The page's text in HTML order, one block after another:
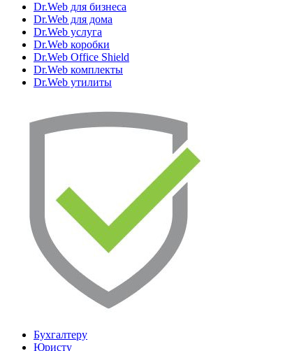
Dr.Web для бизнеса
Dr.Web для дома
Dr.Web услуга
Dr.Web коробки
Dr.Web Office Shield
Dr.Web комплекты
Dr.Web утилиты
Бухгалтеру
Юристу